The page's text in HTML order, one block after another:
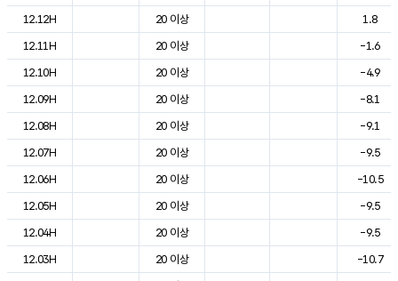
12.12H
20 이상
1.8
12.11H
20 이상
-1.6
12.10H
20 이상
-4.9
12.09H
20 이상
-8.1
12.08H
20 이상
-9.1
12.07H
20 이상
-9.5
12.06H
20 이상
-10.5
12.05H
20 이상
-9.5
12.04H
20 이상
-9.5
12.03H
20 이상
-10.7